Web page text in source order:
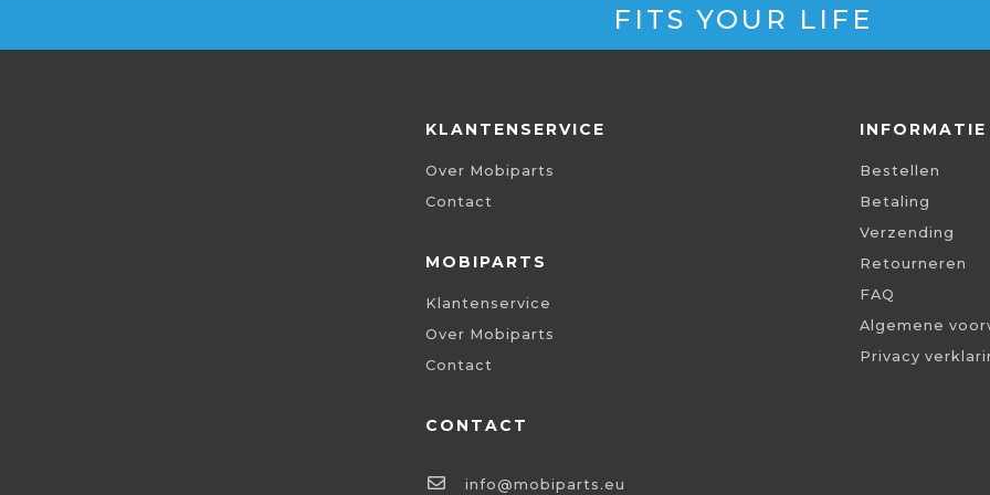
FITS YOUR LIFE
KLANTENSERVICE
Over Mobiparts
Contact
MOBIPARTS
Klantenservice
Over Mobiparts
Contact
CONTACT
info@mobiparts.eu
INFORMATIE
Bestellen
Betaling
Verzending
Retourneren
FAQ
Algemene
Privacy